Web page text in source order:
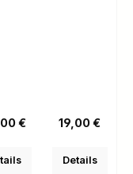
Preis:
€ Regulärer
19,00 €
Details